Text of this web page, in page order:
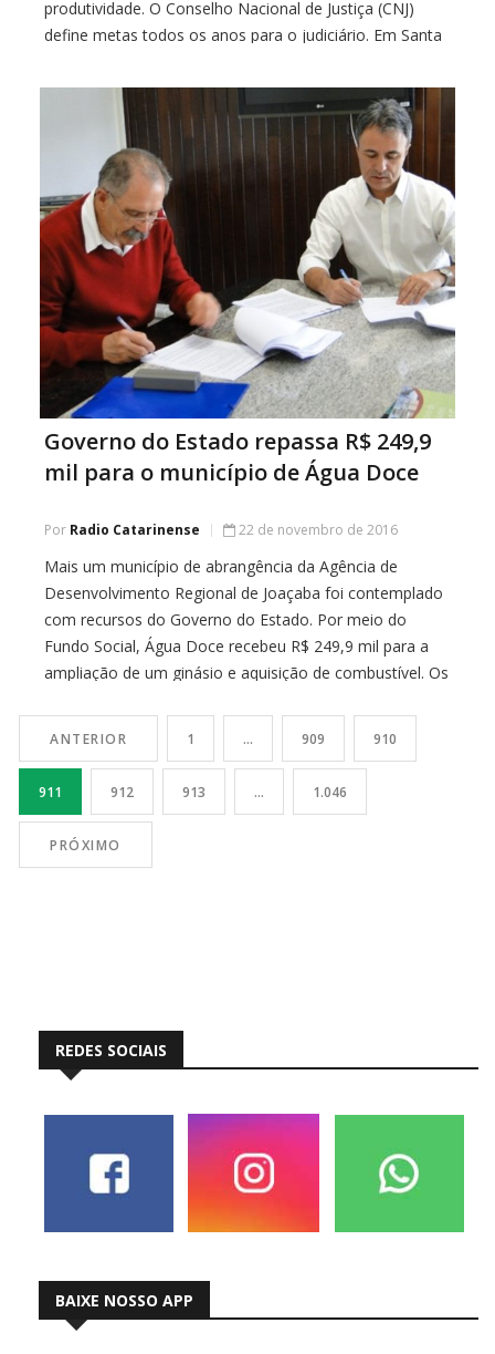
produtividade. O Conselho Nacional de Justiça (CNJ)
define metas todos os anos para o judiciário. Em Santa
[…]
Governo do Estado repassa R$ 249,9
mil para o município de Água Doce
Por Radio Catarinense 22 de novembro de 2016
Mais um município de abrangência da Agência de
Desenvolvimento Regional de Joaçaba foi contemplado
com recursos do Governo do Estado. Por meio do
Fundo Social, Água Doce recebeu R$ 249,9 mil para a
ampliação de um ginásio e aquisição de combustível. Os
ANTERIOR 1 … 909 910
911 912 913 … 1.046
PRÓXIMO
REDES SOCIAIS
BAIXE NOSSO APP